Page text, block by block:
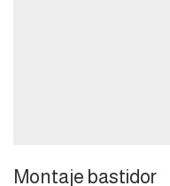
Montaje bastidor